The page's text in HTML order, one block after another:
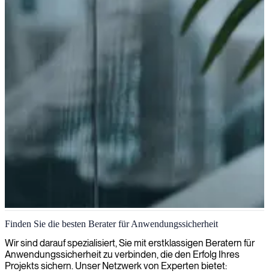
Anwendungssicherheit
Wir helfen Ihnen, Schwachstellen zu identifizieren und zu beheben,
bevor Angreifer sie ausnutzen können. Durch umfassende
Sicherheitsbewertungen und die fachkundige Implementierung von
Finden Sie die besten Berater für Anwendungssicherheit
Wir sind darauf spezialisiert, Sie mit erstklassigen Beratern für
Anwendungssicherheit zu verbinden, die den Erfolg Ihres
Projekts sichern. Unser Netzwerk von Experten bietet: